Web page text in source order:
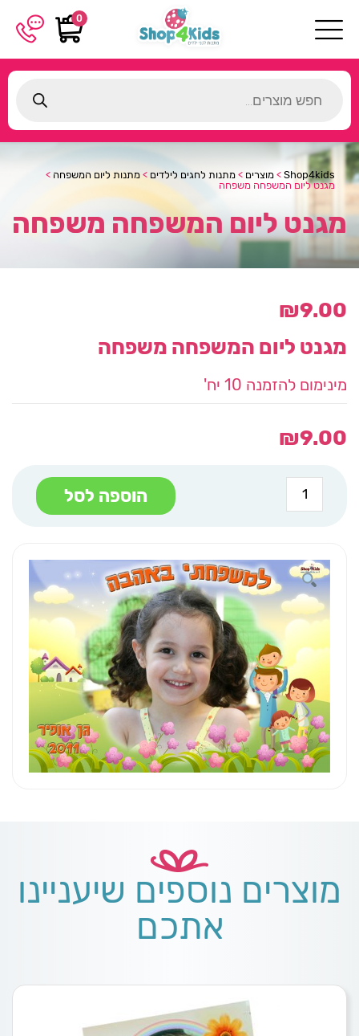
0
search
Shop4kids
> מוצרים > מתנות לחגים לילדים > מתנות ליום המשפחה >
מגנט ליום המשפחה משפחה
מגנט ליום המשפחה משפחה
₪9.00
מגנט ליום המשפחה משפחה
מינימום להזמנה 10 יח'
₪9.00
כמות
של
מגנט
משפחה
הוספה לסל
מוצרים נוספים שיעניינו
אתכם